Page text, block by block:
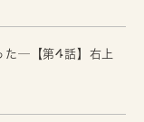
た─【第4話】右上